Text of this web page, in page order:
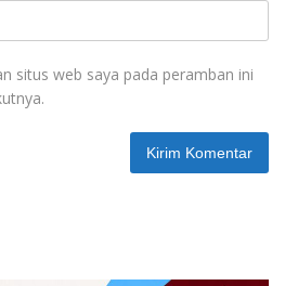
situs web saya pada peramban ini